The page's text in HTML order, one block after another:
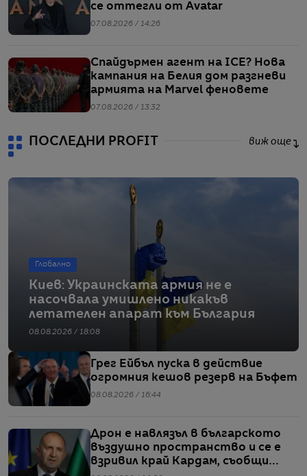
се оттегли от Avatar
07.08.2026 / 14:26
Спайдърмен агент на ICE? Нова
кампания на Белия дом разгневи
армията на Marvel феновете
07.08.2026 / 13:32
ПОСЛЕДНИ PROFIT виж още
Глобално
Киев: Украинската армия не е
насочвала умишлено никакъв
летателен апарат към България
08.08.2026 / 18:08
Грег Ейбъл пуска в действие
огромния кешов резерв на Бъфет
08.08.2026 / 16:44
Дрон е навлязъл в българското
въздушно пространство и се е
взривил край Кардам, съобщи